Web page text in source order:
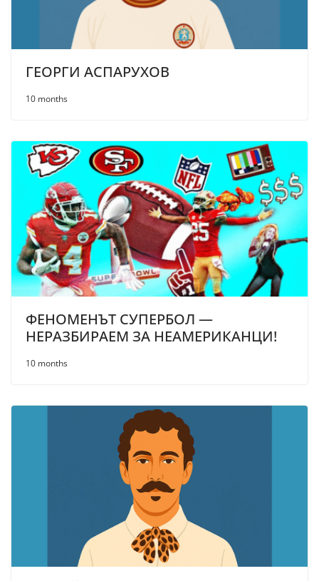
ГЕОРГИ АСПАРУХОВ
10 months
ФЕНОМЕНЪТ СУПЕРБОЛ —
НЕРАЗБИРАЕМ ЗА НЕАМЕРИКАНЦИ!
10 months